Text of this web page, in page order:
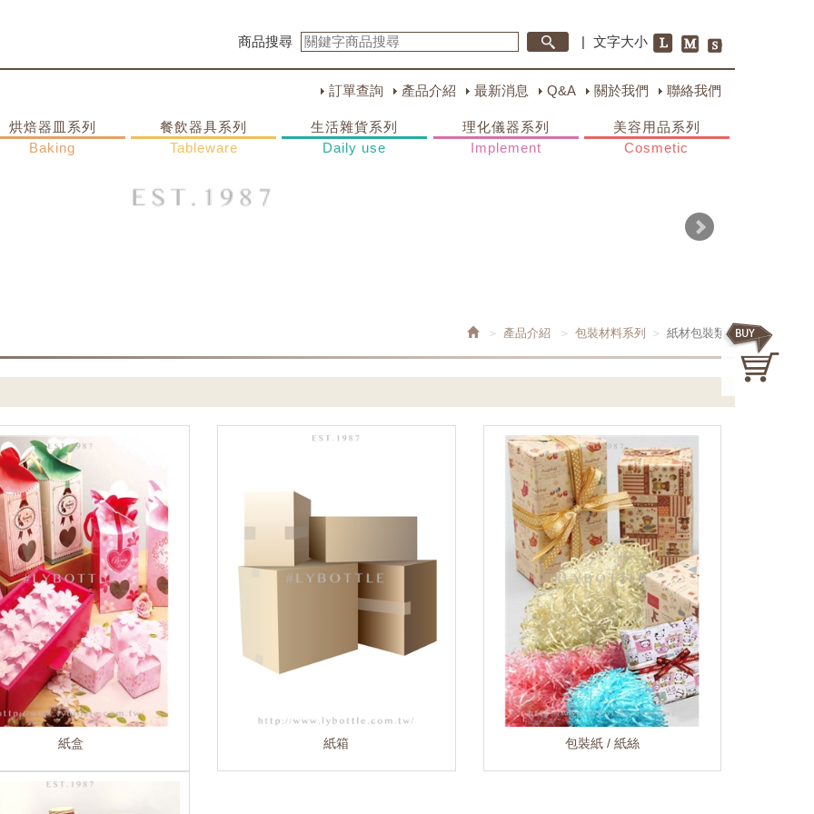
商品搜尋 | 文字大小
訂單查詢 產品介紹 最新消息 Q&A 關於我們 聯絡我們
烘焙器皿系列
Baking
餐飲器具系列
Tableware
生活雜貨系列
Daily use
理化儀器系列
Implement
美容用品系列
Cosmetic
產品介紹 包裝材料系列 紙材包裝類
紙盒 紙箱 包裝紙 / 紙絲